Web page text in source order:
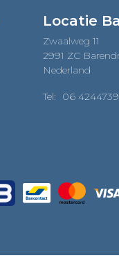
Locatie
Zwaalweg 11
2991 ZC
Nederland
Tel: 06